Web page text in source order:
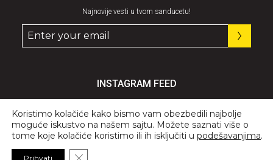
Najnovije vesti u tvom sanducetu!
INSTAGRAM FEED
Koristimo kolačiće kako bismo vam obezbedili najbolje
moguće iskustvo na našem sajtu. Možete saznati više o
tome koje kolačiće koristimo ili ih isključiti u podešavanjima.
Prihvati Close GDPR Cookie Banner